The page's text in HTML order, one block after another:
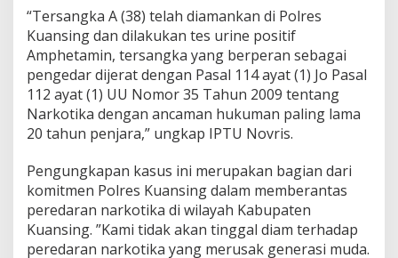
o
P
a
n
g
e
n
“Tersangka A (38) telah diamankan di Polres
Kuansing dan dilakukan tes urine positif
Amphetamin, tersangka yang berperan sebagai
pengedar dijerat dengan Pasal 114 ayat (1) Jo Pasal
112 ayat (1) UU Nomor 35 Tahun 2009 tentang
Narkotika dengan ancaman hukuman paling lama
20 tahun penjara,” ungkap IPTU Novris.
Pengungkapan kasus ini merupakan bagian dari
komitmen Polres Kuansing dalam memberantas
peredaran narkotika di wilayah Kabupaten
Kuansing. ”Kami tidak akan tinggal diam terhadap
peredaran narkotika yang merusak generasi muda.